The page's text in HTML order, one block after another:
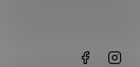
18089986
Facebook